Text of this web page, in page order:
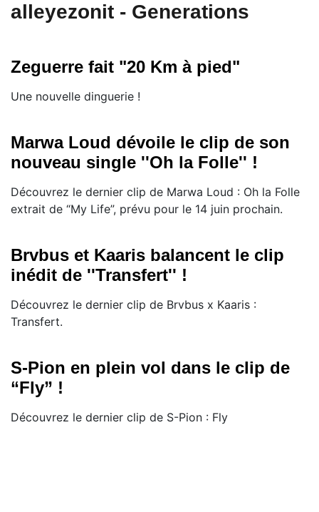
alleyezonit - Generations
Zeguerre fait "20 Km à pied"
Une nouvelle dinguerie !
Marwa Loud dévoile le clip de son
nouveau single ''Oh la Folle'' !
Découvrez le dernier clip de Marwa Loud : Oh la Folle
extrait de “My Life”, prévu pour le 14 juin prochain.
Brvbus et Kaaris balancent le clip
inédit de ''Transfert'' !
Découvrez le dernier clip de Brvbus x Kaaris :
Transfert.
S-Pion en plein vol dans le clip de
“Fly” !
Découvrez le dernier clip de S-Pion : Fly